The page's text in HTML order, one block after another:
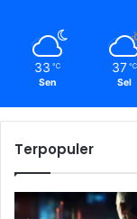
33 ℃
Sen
37 ℃
Sel
Terpopuler